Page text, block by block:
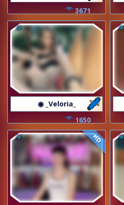
3671
◉ _Veloria_
1650
HD